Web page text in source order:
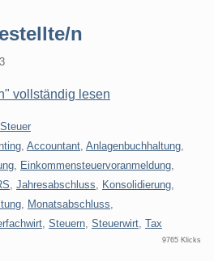
n
vollständig lesen
Steuer
Accountant Anlagenbuchhaltung
Einkommensteuervoranmeldung
Jahresabschluss Konsolidierung
Monatsabschluss
Steuern Steuerwirt Tax
9765 Klicks